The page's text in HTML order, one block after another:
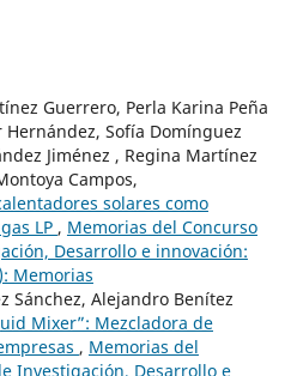
Guerrero, Perla Karina Peña
Hernández, Sofía Domínguez
Jiménez , Regina Martínez
Campos,
solares como
LP , Memorias del Concurso
Desarrollo e innovación:
Memorias
Sánchez, Alejandro Benítez
Mixer”: Mezcladora de
, Memorias del
Investigación, Desarrollo e